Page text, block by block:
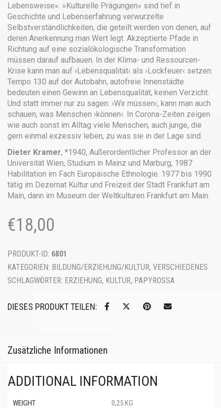
Lebensweise«. »Kulturelle Prägungen« sind tief in
Geschichte und Lebenserfahrung verwurzelte
Selbstverständlichkeiten, die geteilt werden von denen, auf
deren Anerkennung man Wert legt. Akzeptierte Pfade in
Richtung auf eine sozialökologische Transformation
müssen darauf aufbauen. In der Klima- und Ressourcen-
Krise kann man auf ›Lebensqualität‹ als ›Lockfeuer‹ setzen:
Tempo 130 auf der Autobahn, autofreie Innenstädte
bedeuten einen Gewinn an Lebensqualität, keinen Verzicht.
Und statt immer nur zu sagen: ›Wir müssen‹, kann man auch
schauen, was Menschen ›können‹. In Corona-Zeiten zeigen
wie auch sonst im Alltag viele Menschen, auch junge, die
gern einmal exzessiv leben, zu was sie in der Lage sind.
Dieter Kramer, *1940, Außerordentlicher Professor an der
Universität Wien, Studium in Mainz und Marburg, 1987
Habilitation im Fach Europäische Ethnologie. 1977 bis 1990
tätig im Dezernat Kultur und Freizeit der Stadt Frankfurt am
Main, dann im Museum der Weltkulturen Frankfurt am Main.
€18,00
PRODUKT-ID: 6801
KATEGORIEN: BILDUNG/ERZIEHUNG/KULTUR, VERSCHIEDENES
SCHLAGWÖRTER: ERZIEHUNG, KULTUR, PAPYROSSA
DIESES PRODUKT TEILEN:
Zusätzliche Informationen
ADDITIONAL INFORMATION
WEIGHT 0,25 KG